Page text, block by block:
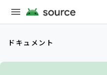
ドキュメント